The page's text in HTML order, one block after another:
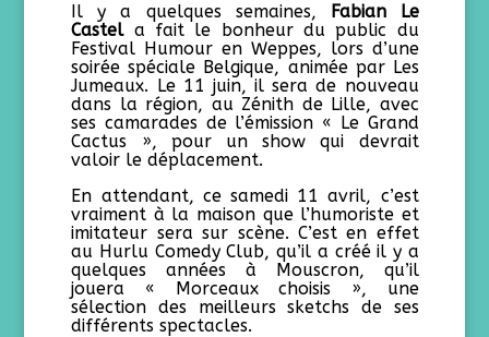
Il y a quelques semaines, Fabian Le
Castela fait le bonheur du public du
Festival Humour en Weppes, lors d’une
soirée spéciale Belgique, animée par Les
Jumeaux. Le 11 juin, il sera de nouveau
dans la région, au Zénith de Lille, avec
ses camarades de l’émission « Le Grand
Cactus », pour un show qui devrait
valoir le déplacement.
En attendant, ce samedi 11 avril, c’est
vraiment à la maison que l’humoriste et
imitateur sera sur scène. C’est en effet
au Hurlu Comedy Club, qu’il a créé il y a
quelques années à Mouscron, qu’il
jouera « Morceaux choisis », une
sélection des meilleurs sketchs de ses
différents spectacles.